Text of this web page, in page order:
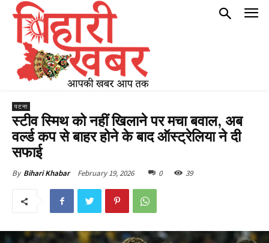
पटना
स्टीव स्मिथ को नहीं खिलाने पर मचा बवाल, अब
वर्ल्ड कप से बाहर होने के बाद ऑस्ट्रेलिया ने दी
सफाई
By Bihari Khabar February 19, 2026 0 39